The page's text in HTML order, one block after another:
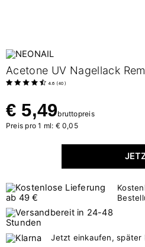
Acetone UV Nagellack
4.6 (40 )
€ 5,49bruttopreis
Preis pro 1 ml: € 0,05
Jetzt einkaufen, später